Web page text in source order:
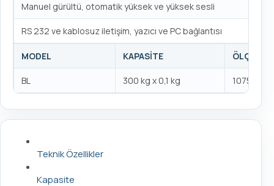
Manuel gürültü, otomatik yüksek ve yüksek sesli
RS 232 ve kablosuz iletişim, yazıcı ve PC bağlantısı
MODEL KAPASİTE ÖLÇÜLER
BL 300 kg x 0,1 kg
Teknik Özellikler
Kapasite